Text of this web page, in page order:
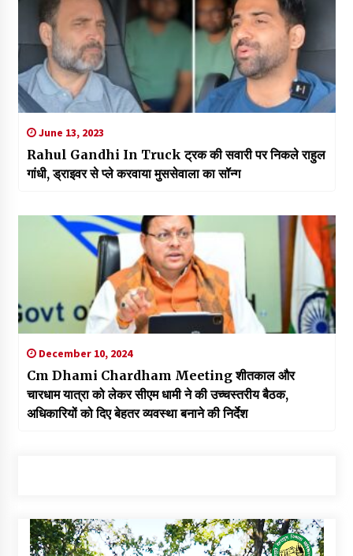
June 13, 2023
Rahul Gandhi In Truck ट्रक की सवारी पर निकले राहुल
गांधी, ड्राइवर से प्ले करवाया मुससेवाला का सॉन्ग
December 10, 2024
Cm Dhami Chardham Meeting शीतकाल और
चारधाम यात्रा को लेकर सीएम धामी ने की उच्चस्तरीय बैठक,
अधिकारियों को दिए बेहतर व्यवस्था बनाने की निर्देश